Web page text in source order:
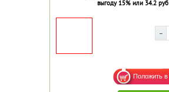
выгоду 15% или 34.2 руб